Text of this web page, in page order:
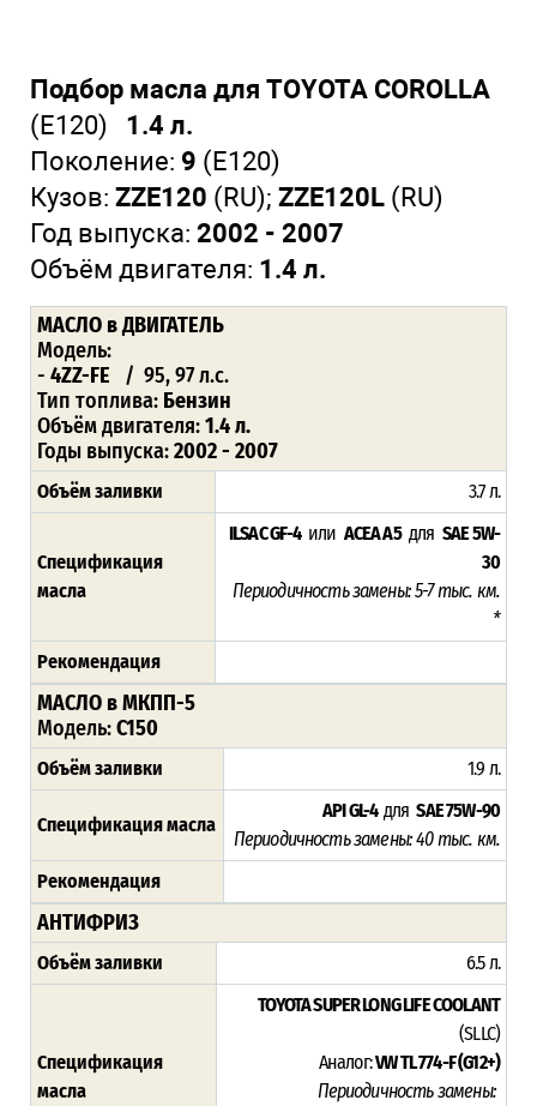
Подбор масла для TOYOTA COROLLA
(E120) 1.4 л.
Поколение: 9 (E120)
Кузов: ZZE120 (RU); ZZE120L (RU)
Год выпуска: 2002 - 2007
Объём двигателя: 1.4 л.
МАСЛО в ДВИГАТЕЛЬ
Модель:
- 4ZZ-FE / 95, 97 л.с.
Тип топлива: Бензин
Объём двигателя:1.4 л.
Годы выпуска:2002 - 2007
Объём заливки 3.7 л.
Спецификация
масла
ILSAC GF-4 или ACEA A5для SAE 5W-
30
Периодичность замены: 5-7 тыс. км.
*
Рекомендация
МАСЛО в МКПП-5
Модель:C150
Объём заливки 1.9 л.
Спецификация масла
API GL-4 дляSAE 75W-90
Периодичность замены: 40 тыс. км.
Рекомендация
АНТИФРИЗ
Объём заливки 6.5 л.
Спецификация
масла
TOYOTA SUPER LONG LIFE COOLANT
(SLLC)
Аналог:VW TL 774-F (G12+)
Периодичность замены: